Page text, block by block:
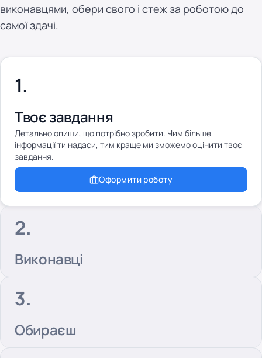
виконавцями, обери свого і стеж за роботою до
самої здачі.
Твоє завдання
Детально опиши, що потрібно зробити. Чим більше
інформації ти надаси, тим краще ми зможемо оцінити твоє
завдання.
Оформити роботу
Виконавці
Обираєш